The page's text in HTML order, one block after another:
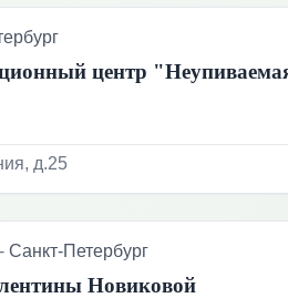
центр
д.25
- Санкт-Петербург
Новиковой